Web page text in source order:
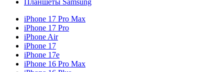
iPhone 17 Pro Max
iPhone 17 Pro
iPhone Air
iPhone 17
iPhone 17e
iPhone 16 Pro Max